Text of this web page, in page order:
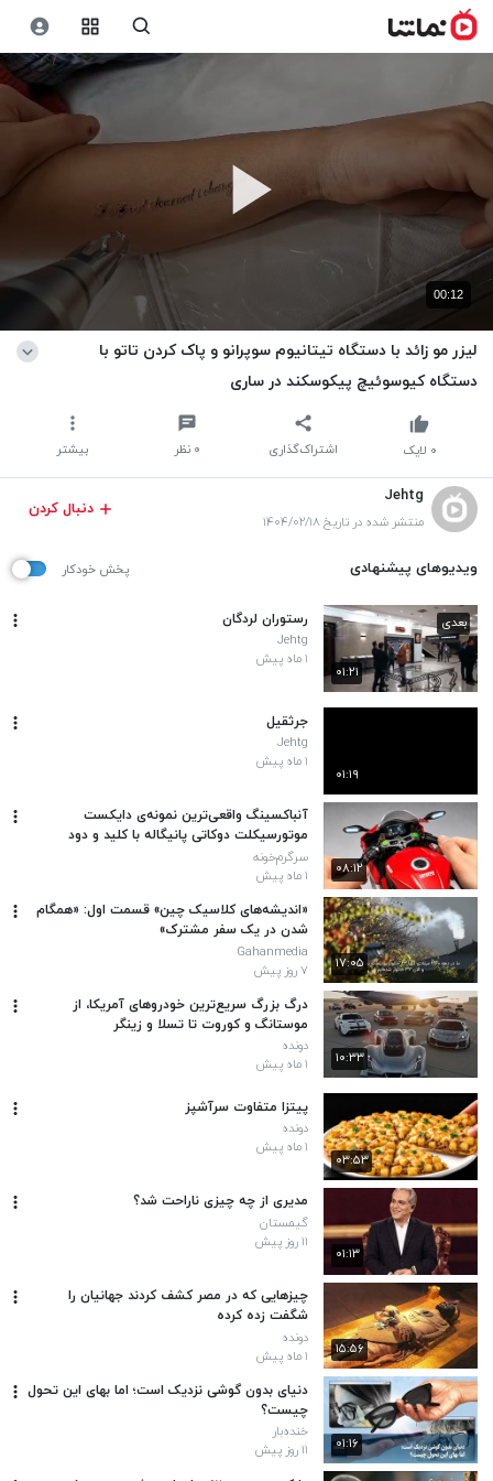
00:12
لیزر مو زائد با دستگاه تیتانیوم سوپرانو و پاک کردن تاتو با
دستگاه کیوسوئیچ پیکوسکند در ساری
اشتراک‌گذاری ۰ نظر بیشتر ۰ لایک
Jehtg
منتشر شده در تاریخ ۱۴۰۴/۰۲/۱۸
دنبال کردن
ویدیوهای پیشنهادی پخش خودکار
۰۱:۲۱
بعدی رستوران لردگان
Jehtg
۱ ماه پیش
۰۱:۱۹
جرثقیل
Jehtg
۱ ماه پیش
۰۸:۱۲
آنباکسینگ واقعی‌ترین نمونه‌ی دایکست
موتورسیکلت دوکاتی پانیگاله با کلید و دود
سرگرم‌خونه
۱ ماه پیش
۱۷:۰۵
«اندیشه‌های کلاسیک چین» قسمت اول: «همگام
شدن در یک سفر مشترک»
Gahanmedia
۷ روز پیش
۱۰:۳۳
درگ بزرگ سریع‌ترین خودروهای آمریکا، از
موستانگ و کوروت تا تسلا و زینگر
دونده
۱ ماه پیش
۰۳:۵۳
پیتزا متفاوت سرآشپز
دونده
۱ ماه پیش
۰۱:۱۳
مدیری از چه چیزی ناراحت شد؟
گیمستان
۱۱ روز پیش
۱۵:۵۶
چیزهایی که در مصر کشف کردند جهانیان را
شگفت زده کرده
دونده
۱ ماه پیش
۰۱:۱۶
دنیای بدون گوشی نزدیک است؛ اما بهای این تحول
چیست؟
خنده‌بار
۱۱ روز پیش